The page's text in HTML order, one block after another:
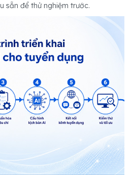
sẵn để thử nghiệm trước.